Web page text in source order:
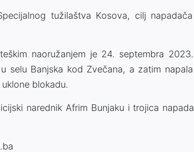
tužilaštva Kosova, cilj
naoružanjem je 24. septembra
selu Banjska kod Zvečana, a zatim
blokadu.
narednik Afrim Bunjaku i trojica